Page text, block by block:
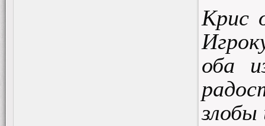
Крис
оба
злобы